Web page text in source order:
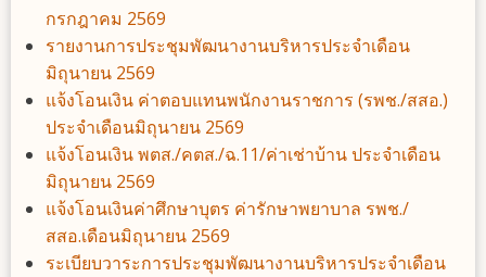
กรกฎาคม 2569
รายงานการประชุมพัฒนางานบริหารประจำเดือน
มิถุนายน 2569
แจ้งโอนเงิน ค่าตอบแทนพนักงานราชการ (รพช./สสอ.)
ประจำเดือนมิถุนายน 2569
แจ้งโอนเงิน พตส./คตส./ฉ.11/ค่าเช่าบ้าน ประจำเดือน
มิถุนายน 2569
แจ้งโอนเงินค่าศึกษาบุตร ค่ารักษาพยาบาล รพช./
สสอ.เดือนมิถุนายน 2569
ระเบียบวาระการประชุมพัฒนางานบริหารประจำเดือน